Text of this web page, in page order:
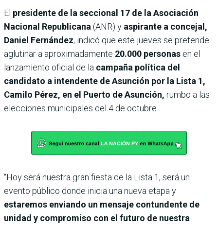
El presidente de la seccional 17 de la Asociación
Nacional Republicana(ANR) y aspirante a concejal,
Daniel Fernández, indicó que este jueves se pretende
aglutinar a aproximadamente 20.000 personas en el
lanzamiento oficial de la campaña política del
candidato a intendente de Asunción por la Lista 1,
Camilo Pérez, en el Puerto de Asunción, rumbo a las
elecciones municipales del 4 de octubre.
“Hoy será nuestra gran fiesta de la Lista 1, será un
evento público donde inicia una nueva etapa y
estaremos enviando un mensaje contundente de
unidad y compromiso con el futuro de nuestra